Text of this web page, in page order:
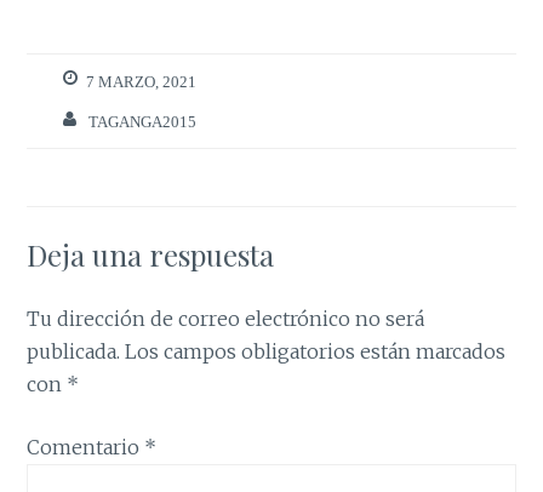
7 MARZO, 2021
TAGANGA2015
Deja una respuesta
Tu dirección de correo electrónico no será
publicada. Los campos obligatorios están marcados
con *
Comentario *